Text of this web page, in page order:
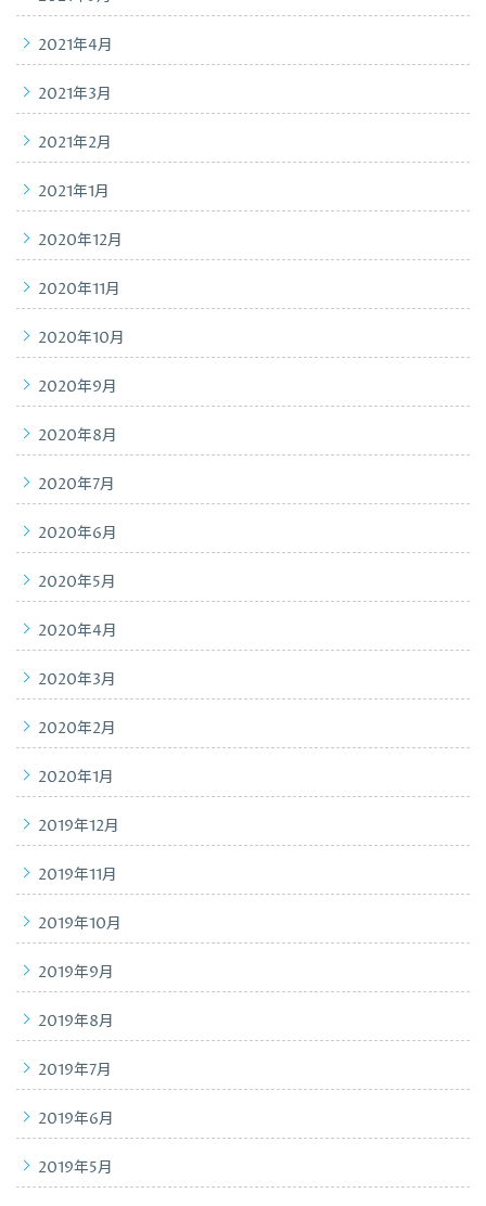
2021年4月
2021年3月
2021年2月
2021年1月
2020年12月
2020年11月
2020年10月
2020年9月
2020年8月
2020年7月
2020年6月
2020年5月
2020年4月
2020年3月
2020年2月
2020年1月
2019年12月
2019年11月
2019年10月
2019年9月
2019年8月
2019年7月
2019年6月
2019年5月